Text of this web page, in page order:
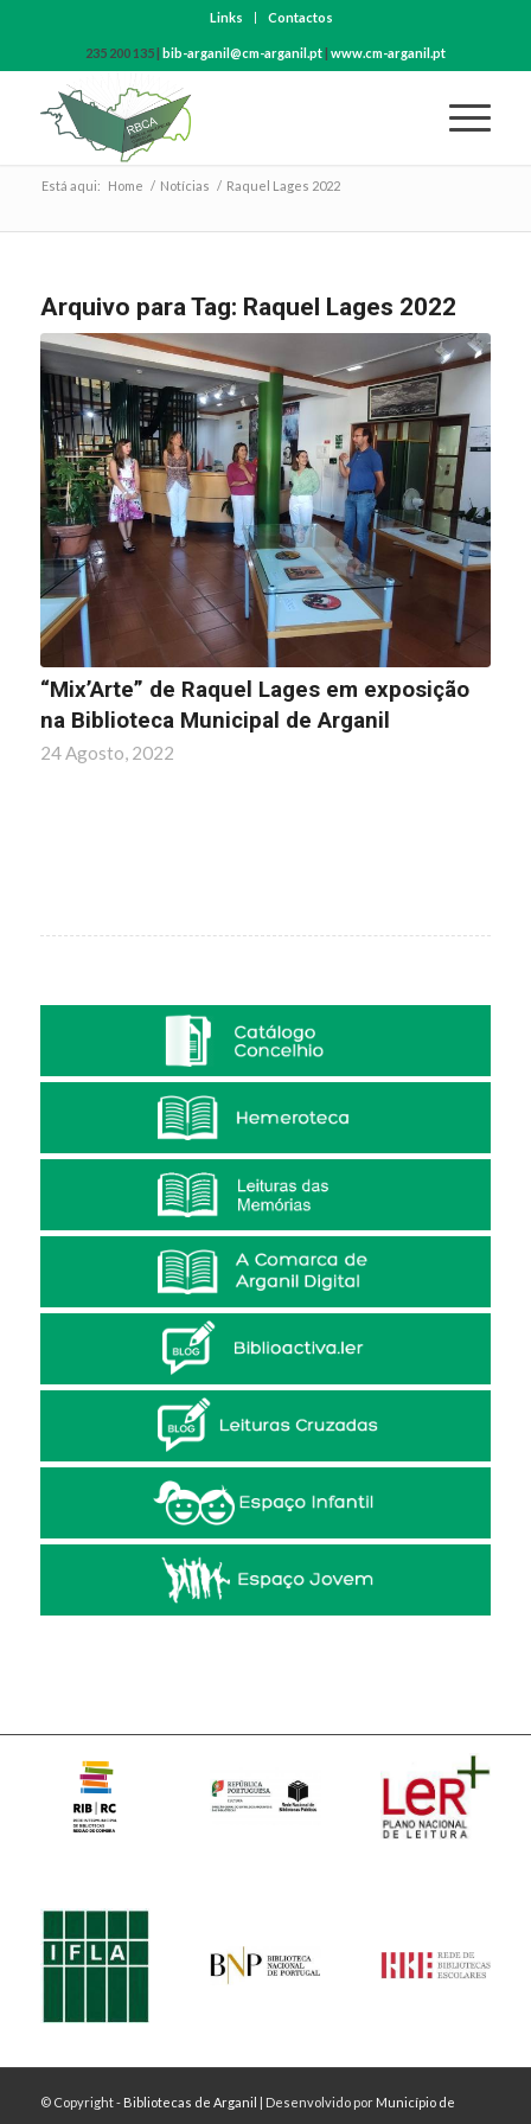
Links Contactos
235 200 135 | bib-arganil@cm-arganil.pt| www.cm-arganil.pt
Está aqui: Home / Notícias / Raquel Lages 2022
Arquivo para Tag: Raquel Lages 2022
“Mix’Arte” de Raquel Lages em exposição
na Biblioteca Municipal de Arganil
24 Agosto, 2022
© Copyright - Bibliotecas de Arganil | Desenvolvido por Município de